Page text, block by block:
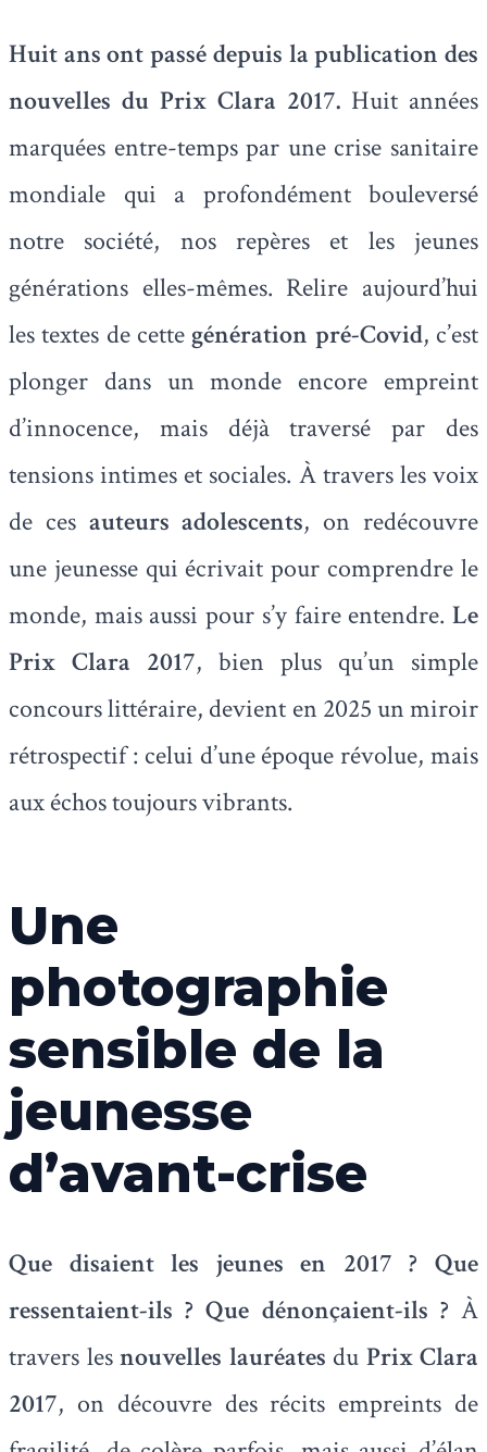
Huit ans ont passé depuis la publication des
nouvelles du Prix Clara 2017. Huit années
marquées entre-temps par une crise sanitaire
mondiale qui a profondément bouleversé
notre société, nos repères et les jeunes
générations elles-mêmes. Relire aujourd’hui
les textes de cette génération pré-Covid, c’est
plonger dans un monde encore empreint
d’innocence, mais déjà traversé par des
tensions intimes et sociales. À travers les voix
de ces auteurs adolescents, on redécouvre
une jeunesse qui écrivait pour comprendre le
monde, mais aussi pour s’y faire entendre. Le
Prix Clara 2017, bien plus qu’un simple
concours littéraire, devient en 2025 un miroir
rétrospectif : celui d’une époque révolue, mais
aux échos toujours vibrants.
Une
photographie
sensible de la
jeunesse
d’avant-crise
Que disaient les jeunes en 2017 ? Que
ressentaient-ils ? Que dénonçaient-ils ? À
travers lesnouvelles lauréates du Prix Clara
2017, on découvre des récits empreints de